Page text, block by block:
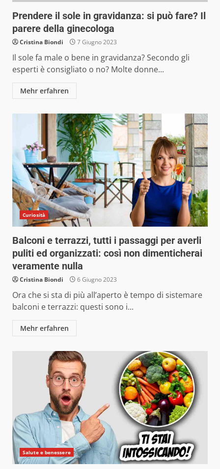
Prendere il sole in gravidanza: si può fare? Il
parere della ginecologa
Cristina Biondi 7 Giugno 2023
Il sole fa male o bene in gravidanza? Secondo gli
esperti è consigliato o no? Molte donne...
Mehr erfahren
Curiosità
Balconi e terrazzi, tutti i passaggi per averli
puliti ed organizzati: così non dimenticherai
veramente nulla
Cristina Biondi 6 Giugno 2023
Ora che si sta di più all’aperto è tempo di sistemare
balconi e terrazzi: questi sono i...
Mehr erfahren
Salute e benessere